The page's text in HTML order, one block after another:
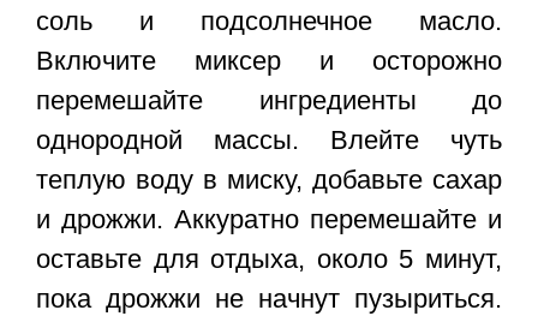
соль и подсолнечное масло.
Включите миксер и осторожно
перемешайте ингредиенты до
однородной массы. Влейте чуть
теплую воду в миску, добавьте сахар
и дрожжи. Аккуратно перемешайте и
оставьте для отдыха, около 5 минут,
пока дрожжи не начнут пузыриться.